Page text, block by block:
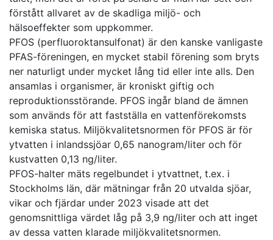
förstått allvaret av de skadliga miljö- och
hälsoeffekter som uppkommer.
PFOS (perfluoroktansulfonat) är den kanske vanligaste
PFAS-föreningen, en mycket stabil förening som bryts
ner naturligt under mycket lång tid eller inte alls. Den
ansamlas i organismer, är kroniskt giftig och
reproduktionsstörande. PFOS ingår bland de ämnen
som används för att fastställa en vattenförekomsts
kemiska status. Miljökvalitetsnormen för PFOS är för
ytvatten i inlandssjöar 0,65 nanogram/liter och för
kustvatten 0,13 ng/liter.
PFOS-halter mäts regelbundet i ytvattnet, t.ex. i
Stockholms län, där mätningar från 20 utvalda sjöar,
vikar och fjärdar under 2023 visade att det
genomsnittliga värdet låg på 3,9 ng/liter och att inget
av dessa vatten klarade miljökvalitetsnormen.